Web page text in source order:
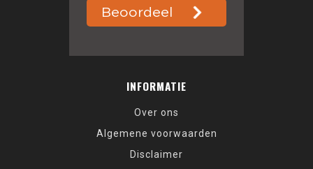
INFORMATIE
Over ons
Algemene voorwaarden
Disclaimer